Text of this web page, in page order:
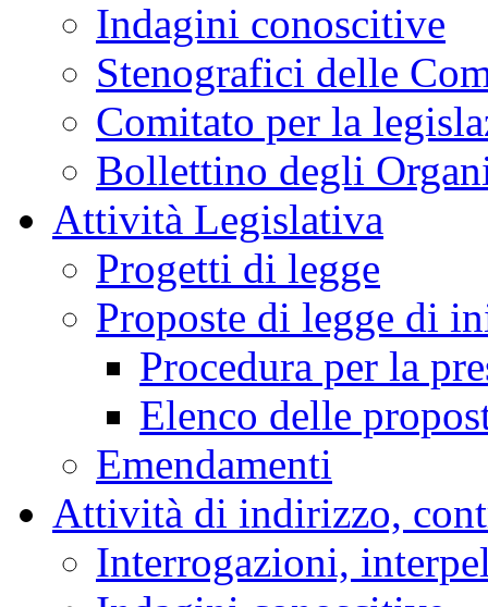
Resoconti
Assemblea
Giunte e Commissioni
Audizioni
Indagini conoscitive
Stenografici delle
Comitato per la
Bollettino degli
Attività Legislativa
Progetti di legge
Proposte di legge di
Procedura per la